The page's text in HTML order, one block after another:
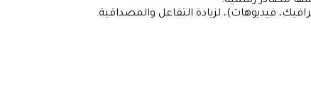
فيديوهات)، لزيادة التفاعل والمصداقية.